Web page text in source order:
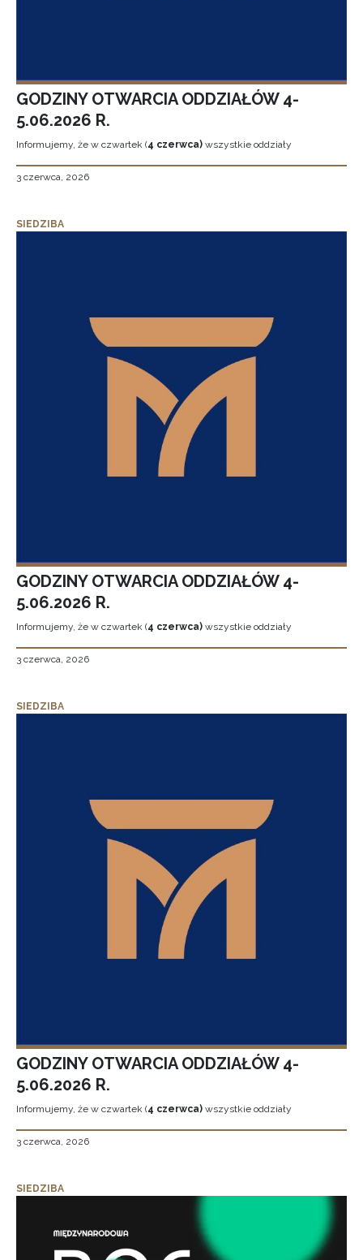
GODZINY OTWARCIA ODDZIAŁÓW 4-
5.06.2026 R.
Informujemy, że w czwartek (4 czerwca) wszystkie oddziały
3 czerwca, 2026
SIEDZIBA
GODZINY OTWARCIA ODDZIAŁÓW 4-
5.06.2026 R.
Informujemy, że w czwartek (4 czerwca) wszystkie oddziały
3 czerwca, 2026
SIEDZIBA
GODZINY OTWARCIA ODDZIAŁÓW 4-
5.06.2026 R.
Informujemy, że w czwartek (4 czerwca) wszystkie oddziały
3 czerwca, 2026
SIEDZIBA